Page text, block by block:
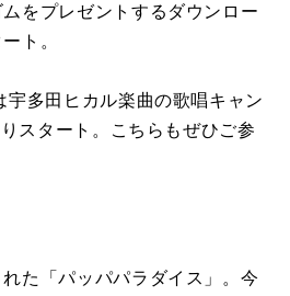
をプレゼントするダウンロー
ト。
宇多田ヒカル楽曲の歌唱キャン
スタート。こちらもぜひご参
た「パッパパラダイス」。今